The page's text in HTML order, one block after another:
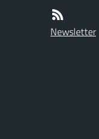
Newsletter